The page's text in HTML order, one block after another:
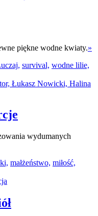
piękne wodne kwiaty.»
survival, wodne lilie,
wydumanych
małżeństwo, miłość,